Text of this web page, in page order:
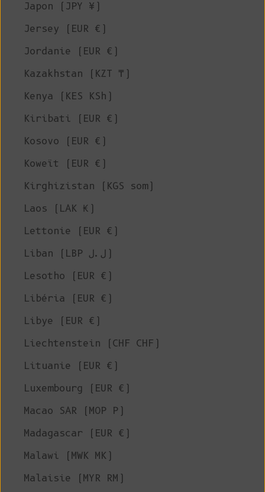
Japon (JPY ¥)
Jersey (EUR €)
Jordanie (EUR €)
Kazakhstan (KZT ₸)
Kenya (KES KSh)
Kiribati (EUR €)
Kosovo (EUR €)
Koweït (EUR €)
Kirghizistan (KGS som)
Laos (LAK ₭)
Lettonie (EUR €)
Liban (LBP ل.ل)
Lesotho (EUR €)
Libéria (EUR €)
Libye (EUR €)
Liechtenstein (CHF CHF)
Lituanie (EUR €)
Luxembourg (EUR €)
Macao SAR (MOP P)
Madagascar (EUR €)
Malawi (MWK MK)
Malaisie (MYR RM)